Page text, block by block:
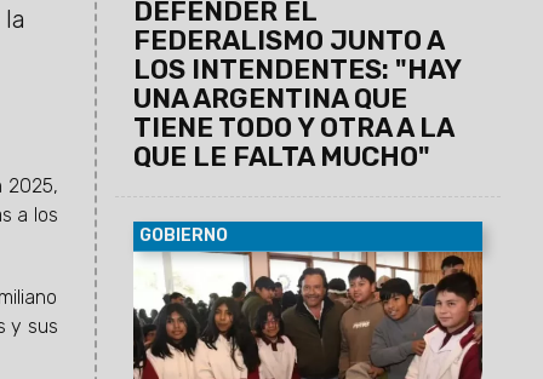
2025,
a los
y sus
DEFENDER EL
FEDERALISMO JUNTO A
LOS INTENDENTES: "HAY
UNA ARGENTINA QUE
TIENE TODO Y OTRA A LA
QUE LE FALTA MUCHO"
GOBIERNO
08/08/2026
El Gobernador estuvo
presente en la muestra que contó con la
participación de más de 65 instituciones.
Colegios secundarios, universidades,
institutos de educación superior, centros